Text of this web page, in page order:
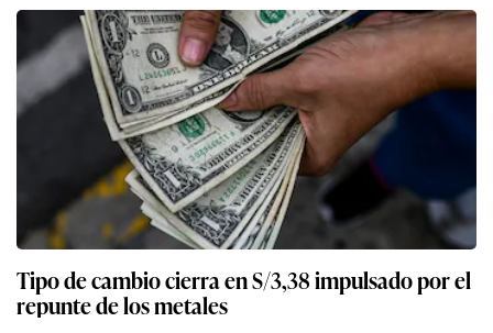
Tipo de cambio cierra en S/3,38 impulsado por el
repunte de los metales